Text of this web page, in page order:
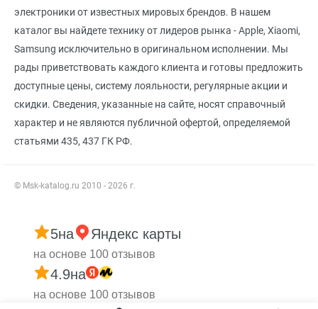
электроники от известных мировых брендов. В нашем
каталог вы найдете технику от лидеров рынка - Apple, Xiaomi,
Samsung исключительно в оригинальном исполнении. Мы
рады приветствовать каждого клиента и готовы предложить
доступные цены, систему лояльности, регулярные акции и
скидки. Сведения, указанные на сайте, носят справочный
характер и не являются публичной офертой, определяемой
статьями 435, 437 ГК РФ.
© Msk-katalog.ru 2010 - 2026 г.
5на Яндекс карты
на основе 100 отзывов
4.9на
на основе 100 отзывов